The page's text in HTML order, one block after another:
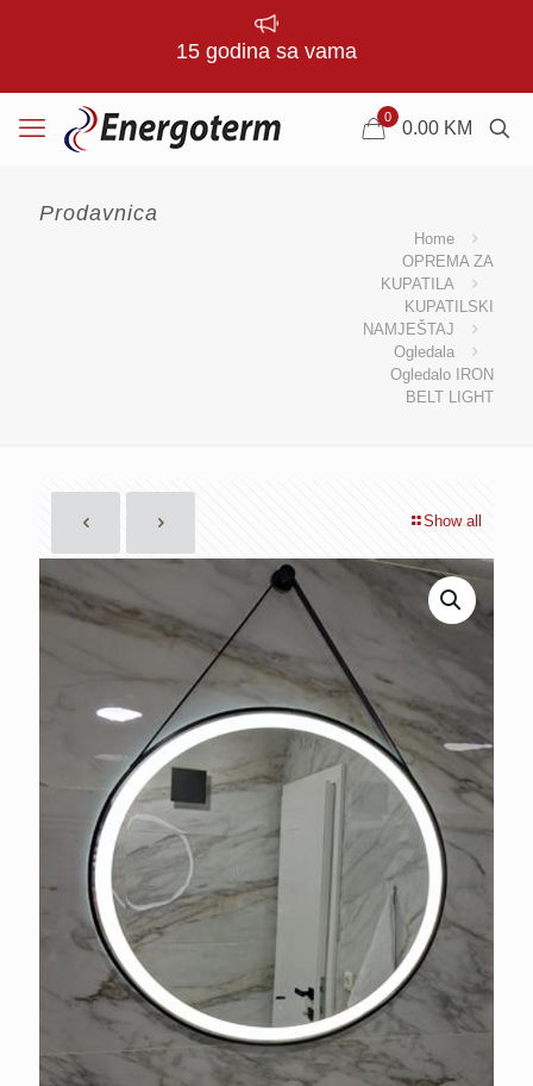
15 godina sa vama
0
0.00 KM
Prodavnica
Home
OPREMA ZA
KUPATILA
KUPATILSKI
NAMJEŠTAJ
Ogledala
Ogledalo IRON
BELT LIGHT
Show all